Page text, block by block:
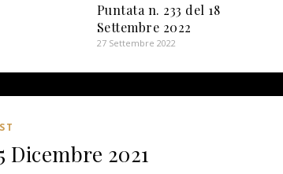
Puntata n. 233 del 18
Settembre 2022
27 Settembre 2022
Dicembre 2021